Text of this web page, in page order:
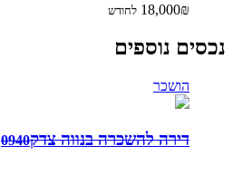
18,000₪ לחודש
נכסים נוספים
הושכר
דירה להשכרה בנווה צדק0940